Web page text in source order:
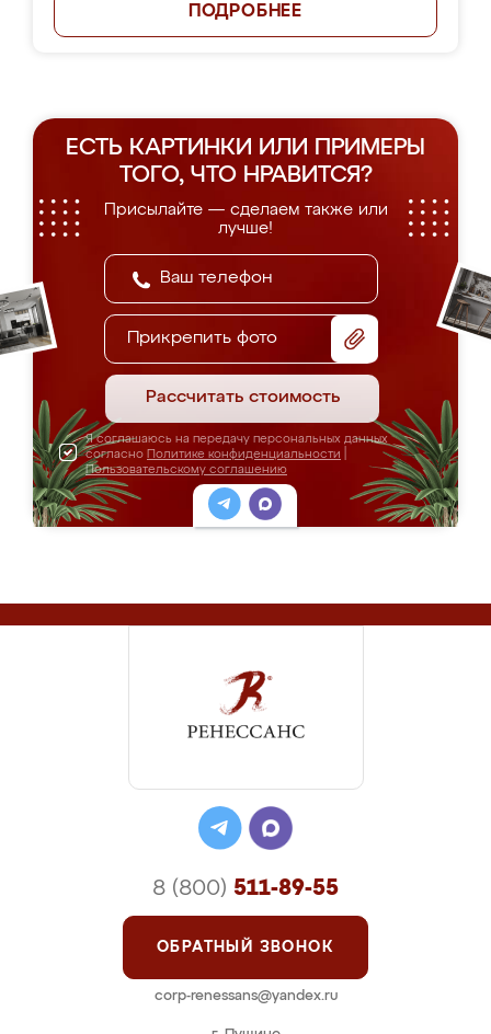
ПОДРОБНЕЕ
ЕСТЬ КАРТИНКИ ИЛИ ПРИМЕРЫ
ТОГО, ЧТО НРАВИТСЯ?
Присылайте — сделаем также или
лучше!
Прикрепить фото
Рассчитать стоимость
Я соглашаюсь на передачу персональных данных
согласно Политике конфиденциальности
Пользовательскому соглашению
8 (800) 511-89-55
ОБРАТНЫЙ ЗВОНОК
corp-renessans@yandex.ru